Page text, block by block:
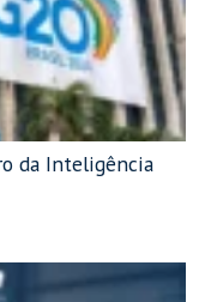
da Inteligência